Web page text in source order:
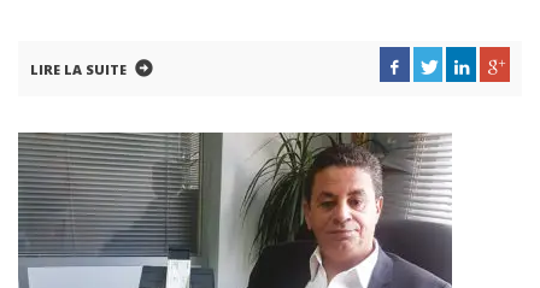
LIRE LA SUITE